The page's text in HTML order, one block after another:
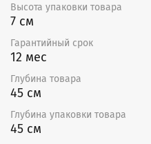
карманов.
Фланцевое соединение.
Допустимая температура
-40 до +70 °С
Фильтруемый воздух не
агрессивных газов и паров.
Высота упаковки товара
7 см
Гарантийный срок
12 мес
Глубина товара
45 см
Глубина упаковки товара
45 см